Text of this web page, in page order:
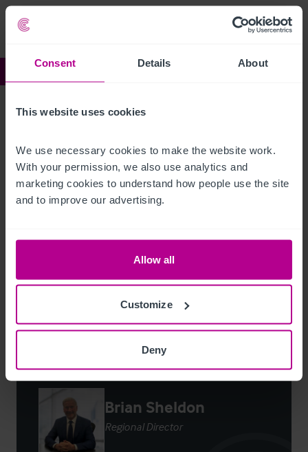
Consent Details About
This website uses cookies
We use necessary cookies to make the website work.
With your permission, we also use analytics and
marketing cookies to understand how people use the site
and to improve our advertising.
Allow all
Customize
Deny
Caledonian Bar
Beschreibung
To obtain full details, please download our brochure.
Details herunterladen
Kontaktieren Sie uns
Brian Sheldon
Regional Director